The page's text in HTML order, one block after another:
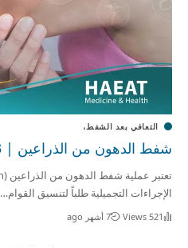
التعافي بعد الشفط،
شفط الدهون من الذراعين | 3 تقنيات حديثة
الإجراءات التجميلية طلباً لتنسيق القوام…
521 Views 7 أشهر ago